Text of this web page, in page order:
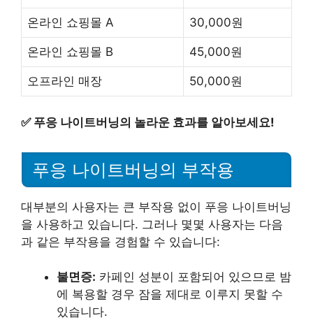
온라인 쇼핑몰 A 30,000원
온라인 쇼핑몰 B 45,000원
오프라인 매장 50,000원
✅ 푸응 나이트버닝의 놀라운 효과를 알아보세요!
푸응 나이트버닝의 부작용
대부분의 사용자는 큰 부작용 없이 푸응 나이트버닝
을 사용하고 있습니다. 그러나 몇몇 사용자는 다음
과 같은 부작용을 경험할 수 있습니다:
불면증: 카페인 성분이 포함되어 있으므로 밤
에 복용할 경우 잠을 제대로 이루지 못할 수
있습니다.